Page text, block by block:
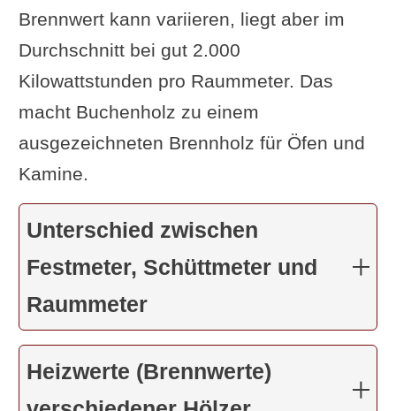
Brennwert kann variieren, liegt aber im
Durchschnitt bei gut 2.000
Kilowattstunden pro Raummeter. Das
macht Buchenholz zu einem
ausgezeichneten Brennholz für Öfen und
Kamine.
Unterschied zwischen
Festmeter, Schüttmeter und
Raummeter
Heizwerte (Brennwerte)